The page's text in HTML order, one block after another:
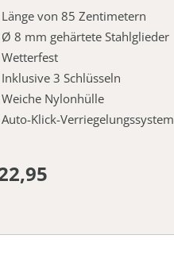
Länge von 85 Zentimetern
Ø 8 mm gehärtete Stahlglieder
Wetterfest
Inklusive 3 Schlüsseln
Weiche Nylonhülle
Auto-Klick-Verriegelungssystem